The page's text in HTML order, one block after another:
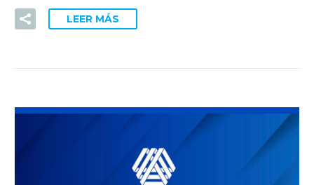
LEER MÁS